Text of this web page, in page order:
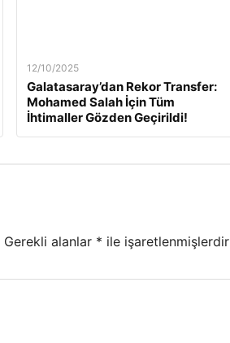
12/10/2025
Galatasaray’dan Rekor Transfer:
Mohamed Salah İçin Tüm
İhtimaller Gözden Geçirildi!
Gerekli alanlar * ile işaretlenmişlerdir